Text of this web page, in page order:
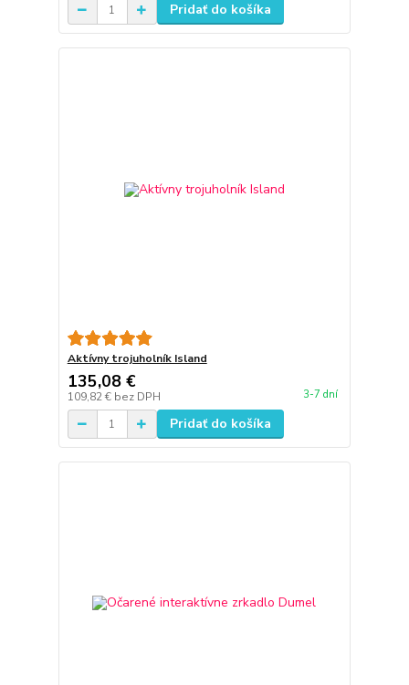
Pridať do košíka
Aktívny trojuholník Island
135,08 €
109,82 € bez DPH 3-7 dní
Pridať do košíka